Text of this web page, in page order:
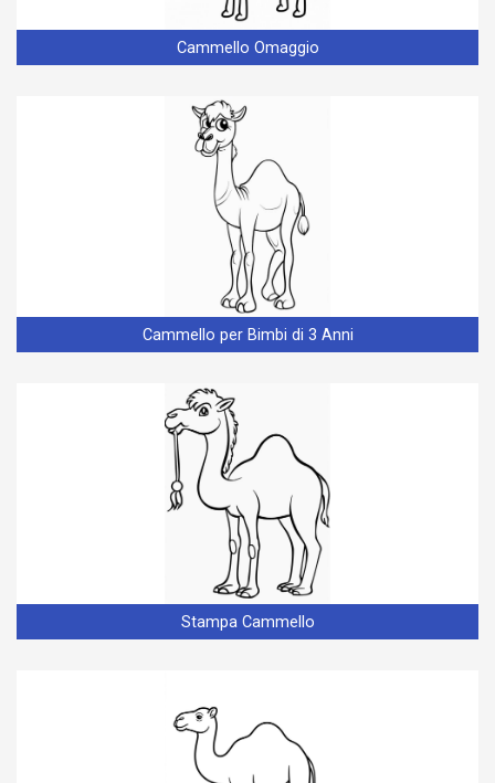
Cammello Omaggio
Cammello per Bimbi di 3 Anni
Stampa Cammello